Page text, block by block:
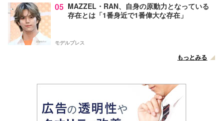
05 MAZZEL・RAN、自身の原動力となっている
存在とは「1番身近で1番偉大な存在」
モデルプレス
もっとみる